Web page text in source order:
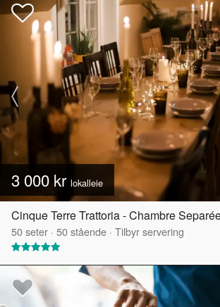
3 000 kr lokalleie
Cinque Terre Trattoria - Chambre
50seter · 50stående · Tilbyr servering